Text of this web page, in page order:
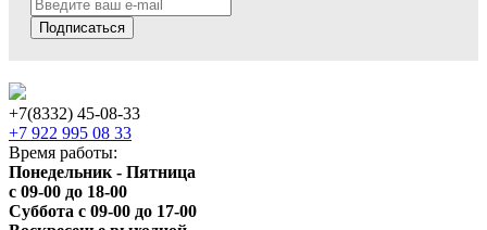
Подписаться
+7(8332) 45-08-33
+7 922 995 08 33
Время работы:
Понедельник - Пятница
с 09-00 до 18-00
Суббота с 09-00 до 17-00